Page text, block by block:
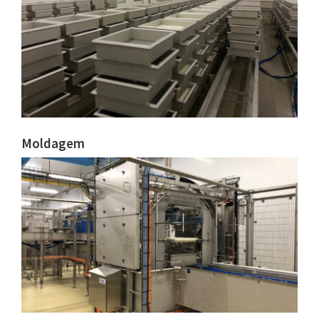
Moldagem